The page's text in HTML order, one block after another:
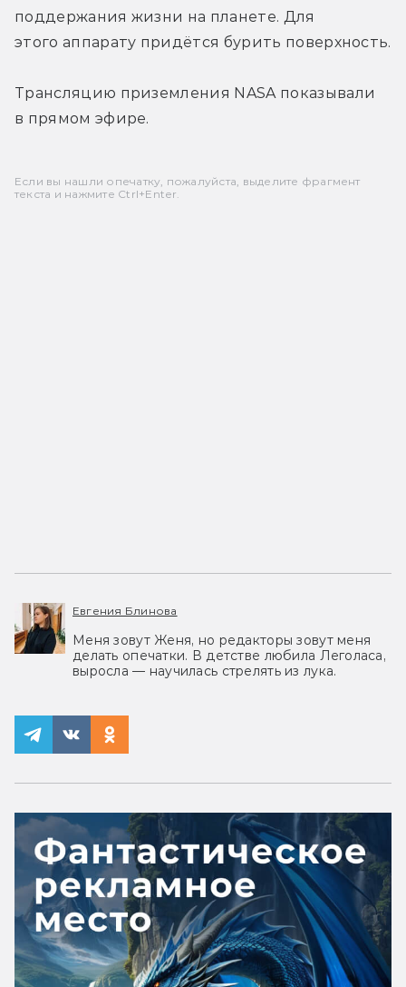
поддержания жизни на планете. Для
этого аппарату придётся бурить поверхность.
Трансляцию приземления NASA показывали
в прямом эфире.
Если вы нашли опечатку, пожалуйста, выделите фрагмент
текста и нажмите Ctrl+Enter.
Евгения Блинова
Меня зовут Женя, но редакторы зовут меня
делать опечатки. В детстве любила Леголаса,
выросла — научилась стрелять из лука.